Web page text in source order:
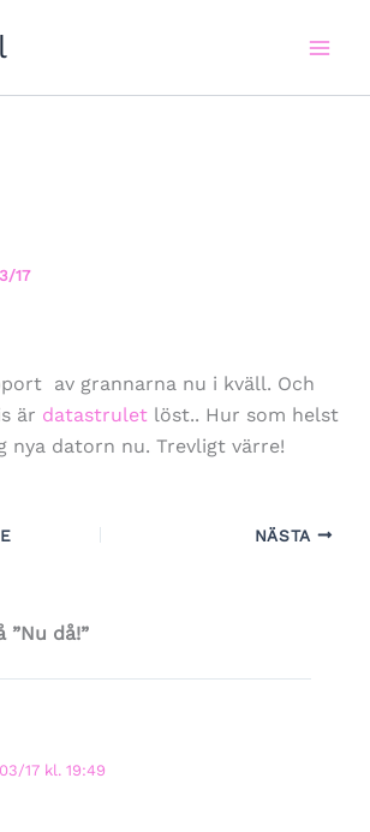
17
av grannarna nu i kväll. Och
är datastrulet löst.. Hur som helst
nya datorn nu. Trevligt värre!
NÄSTA
då!”
17 kl. 19:49